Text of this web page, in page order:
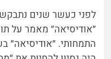
לפני כעשר שנים
״אודיסיאה״ מאמר על
התמחותי. ״אודיסיאה״